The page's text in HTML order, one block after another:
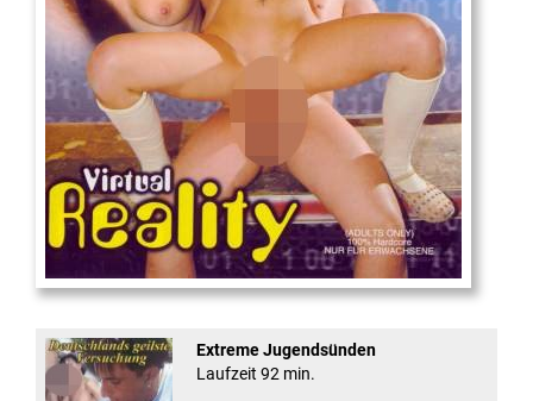
Virtual Reality
Extreme Jugendsünden
Laufzeit 92 min.